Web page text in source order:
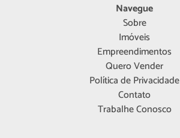
Navegue
Sobre
Imóveis
Empreendimentos
Quero Vender
Política de Privacidade
Contato
Trabalhe Conosco